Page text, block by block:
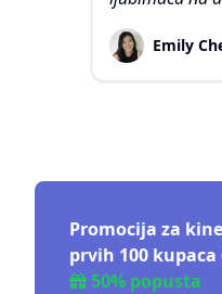
Emily
Promocija za
prvih 100 kupaca
50% popusta